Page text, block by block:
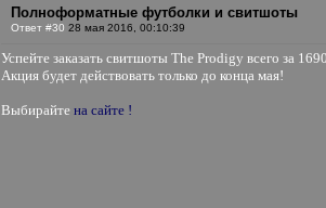
Полноформатные футболки и свитшоты
Ответ #30 28 мая 2016, 00:10:39
Успейте заказать свитшоты The Prodigy всего за
Акция будет действовать только до конца мая!
Выбирайте на сайте !